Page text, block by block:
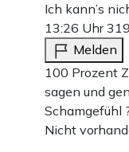
Ich kann’s
13:26 Uhr
Melden
100 Prozent
sagen und
Schamgefühl
Nicht